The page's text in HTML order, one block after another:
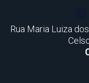
Rua Maria Luiza